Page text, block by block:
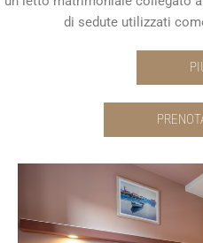
di sedute utilizzati